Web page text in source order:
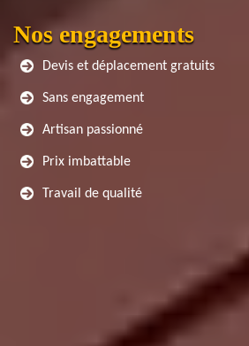
Nos engagements
Devis et déplacement gratuits
Sans engagement
Artisan passionné
Prix imbattable
Travail de qualité